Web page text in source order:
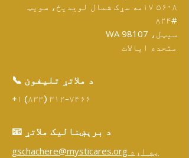
۵۶۰۸ ۱۷مه سړک شمال لویدیځ، سویټ
#۸۲۴
سیټل، WA 98107
متحده ایالات
📞 د ملاتړ تلیفون
+۱ (۸۳۳) ۳۱۲-۷۴۶۶
📧 د برېښنالیک ملاتړ
gschachere@mysticares.org په اړه